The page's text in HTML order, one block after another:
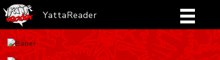
YattaReader
Home